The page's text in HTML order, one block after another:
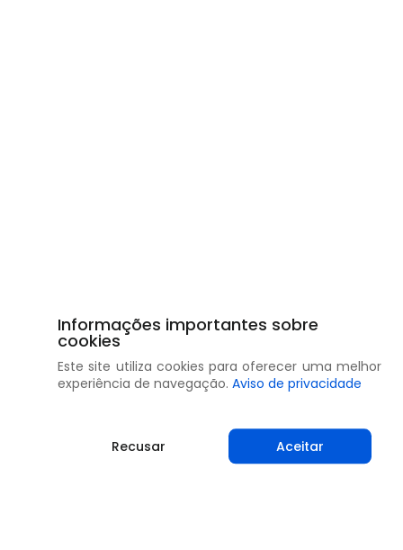
Informações importantes sobre
cookies
Este site utiliza cookies para oferecer uma melhor
experiência de navegação. Aviso de privacidade
Recusar Aceitar